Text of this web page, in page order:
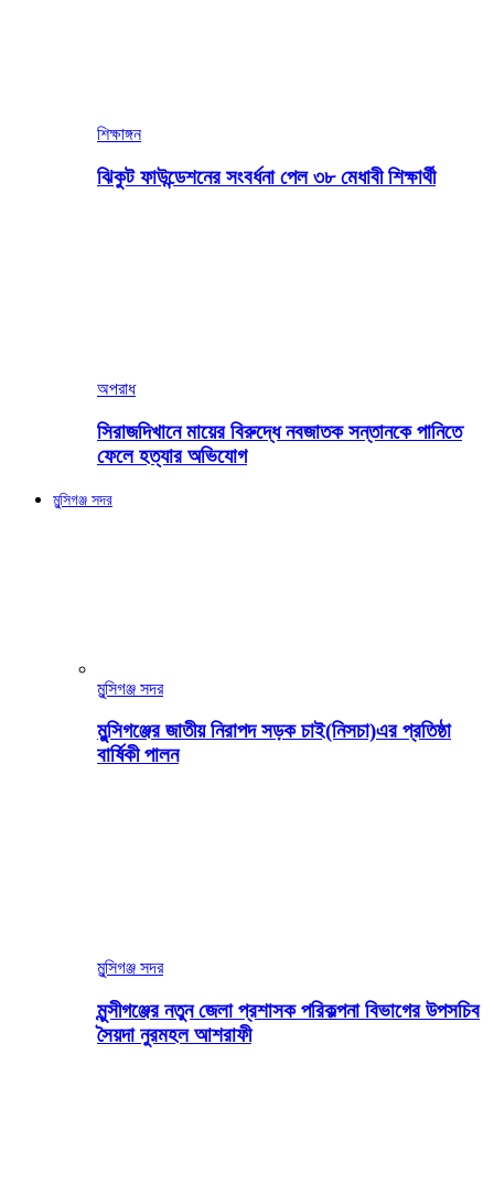
শিক্ষাঙ্গন
ঝিকুট ফাউন্ডেশনের সংবর্ধনা পেল ৩৮ মেধাবী শিক্ষার্থী
অপরাধ
সিরাজদিখানে মায়ের বিরুদ্ধে নবজাতক সন্তানকে পানিতে
ফেলে হত্যার অভিযোগ
মুন্সিগঞ্জ সদর
মুন্সিগঞ্জ সদর
মুন্সিগঞ্জের জাতীয় নিরাপদ সড়ক চাই(নিসচা)এর প্রতিষ্ঠা
বার্ষিকী পালন
মুন্সিগঞ্জ সদর
মুন্সীগঞ্জের নতুন জেলা প্রশাসক পরিকল্পনা বিভাগের উপসচিব
সৈয়দা নুরমহল আশরাফী